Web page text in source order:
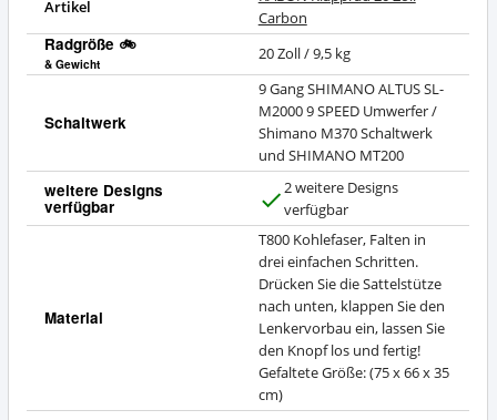
Artikel
Carbon
Radgröße 🚲
& Gewicht
20 Zoll / 9,5 kg
Schaltwerk
9 Gang SHIMANO ALTUS SL-
M2000 9 SPEED Umwerfer /
Shimano M370 Schaltwerk
und SHIMANO MT200
weitere Designs
verfügbar
a
2 weitere Designs
verfügbar
Material
T800 Kohlefaser, Falten in
drei einfachen Schritten.
Drücken Sie die Sattelstütze
nach unten, klappen Sie den
Lenkervorbau ein, lassen Sie
den Knopf los und fertig!
Gefaltete Größe: (75 x 66 x 35
cm)